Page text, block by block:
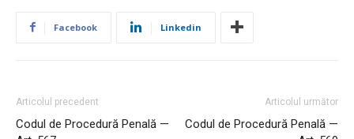
Facebook Linkedin
Articolul precedent
Codul de Procedură Penală —
Articolul următor
Codul de Procedură Penală —